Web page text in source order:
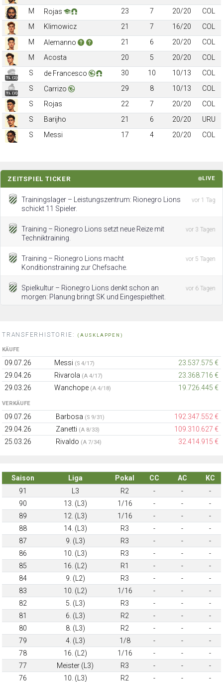
M
Rojas 23 7 20/20
COL
M
Klimowicz 21 7 16/20
COL
M
Alemanno 21 6 20/20
COL
M
Acosta 20 5 20/20 COL
TL (2)
S de Francesco 30 10 10/13 COL
TL (2)
S Carrizo 29 8 10/13
COL
S
Rojas 22 7 20/20
COL
S
Barijho 21 6 20/20
URU
S
Messi 17 4 20/20 COL
ZEITSPIEL TICKER LIVE
Trainingslager – Leistungszentrum: Rionegro Lions
schickt 11 Spieler.
vor 1 Tag
Training – Rionegro Lions setzt neue Reize mit
Techniktraining.
vor 3 Tagen
Training – Rionegro Lions macht
Konditionstraining zur Chefsache.
vor 5 Tagen
Spielkultur – Rionegro Lions denkt schon an
morgen: Planung bringt SK und Eingespieltheit.
vor 6 Tagen
TRANSFERHISTORIE: (AUSKLAPPEN)
KÄUFE
09.07.26 Messi (S 4/17)
23.537.575 €
29.04.26
Rivarola (A 4/17)
23.368.716 €
29.03.26
Wanchope (A 4/18) 19.726.445 €
VERKÄUFE
09.07.26 Barbosa (S 9/31)
192.347.552 €
29.04.26
Zanetti (A 8/33)
109.310.627 €
25.03.26
Rivaldo (A 7/34) 32.414.915 €
Saison Liga Pokal CC AC
KC
91
L3 R2 - -
-
90
13. (L3) 1/16 - -
-
89
12. (L3) 1/16 - -
-
88
14. (L3) R3 - -
-
87
9. (L3) R3 - -
-
86
10. (L3) R3 - -
-
85
16. (L2) R1 - -
-
84
9. (L2) R3 - -
-
83
10. (L2) 1/16 - -
-
82
5. (L3) R3 - -
-
81
6. (L3) R2 - -
-
80
8. (L3) R2 - -
-
79
4. (L3) 1/8 - -
-
78
16. (L2) 1/16 - -
-
77
Meister (L3) R3 - -
-
76
10. (L3) R2 - - -